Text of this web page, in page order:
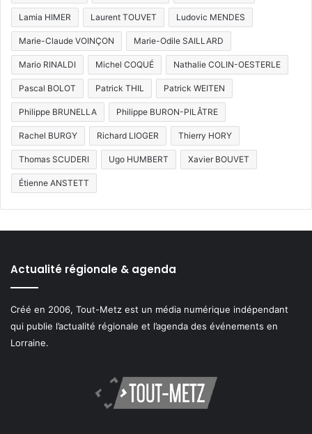
Lamia HIMER Laurent TOUVET Ludovic MENDES
Marie-Claude VOINÇON Marie-Odile SAILLARD
Mario RINALDI Michel COQUÉ Nathalie COLIN-OESTERLE
Pascal BOLOT Patrick THIL Patrick WEITEN
Philippe BRUNELLA Philippe BURON-PILÂTRE
Rachel BURGY Richard LIOGER Thierry HORY
Thomas SCUDERI Ugo HUMBERT Xavier BOUVET
Étienne ANSTETT
Actualité régionale & agenda
Créé en 2006, Tout-Metz est un média numérique indépendant
qui publie l’actualité régionale et l’agenda des événements en
Lorraine.